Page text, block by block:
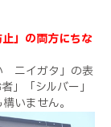
」の両方にちな
ニイガタ」の表
」「シルバー」
いません。